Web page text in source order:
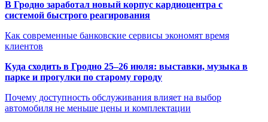
В Гродно заработал новый корпус кардиоцентра с
системой быстрого реагирования
Как современные банковские сервисы экономят время
клиентов
Куда сходить в Гродно 25–26 июля: выставки, музыка в
парке и прогулки по старому городу
Почему доступность обслуживания влияет на выбор
автомобиля не меньше цены и комплектации